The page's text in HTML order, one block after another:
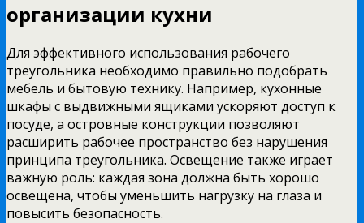
организации кухни
Для эффективного использования рабочего
треугольника необходимо правильно подобрать
мебель и бытовую технику. Например, кухонные
шкафы с выдвижными ящиками ускоряют доступ к
посуде, а островные конструкции позволяют
расширить рабочее пространство без нарушения
принципа треугольника. Освещение также играет
важную роль: каждая зона должна быть хорошо
освещена, чтобы уменьшить нагрузку на глаза и
повысить безопасность.